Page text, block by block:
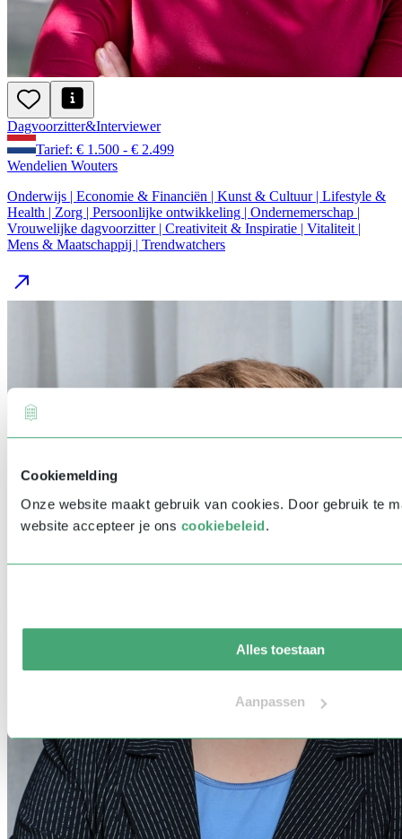
Cookiemelding
Onze website maakt gebruik van cookies. Door gebruik te
website accepteer je ons cookiebeleid.
Alles toestaan
Aanpassen
Dagvoorzitter&Interviewer
Tarief: € 1.500 - € 2.499
Wendelien Wouters
Onderwijs | Economie & Financiën | Kunst & Cultuur | Lifestyle &
Health | Zorg | Persoonlijke ontwikkeling | Ondernemerschap |
Vrouwelijke dagvoorzitter | Creativiteit & Inspiratie | Vitaliteit |
Mens & Maatschappij | Trendwatchers